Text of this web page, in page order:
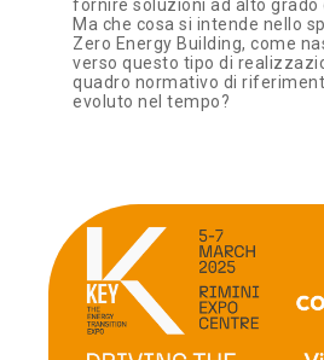
fornire soluzioni ad alto grado
Ma che cosa si intende nello
Zero Energy Building, come
verso questo tipo di
quadro normativo di
evoluto nel tempo?